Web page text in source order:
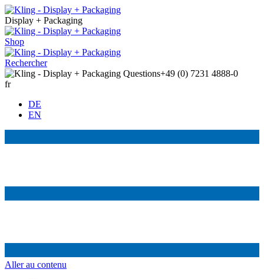
Display + Packaging
Shop
Rechercher
Questions+49 (0) 7231 4888-0
fr
DE
EN
Aller au contenu